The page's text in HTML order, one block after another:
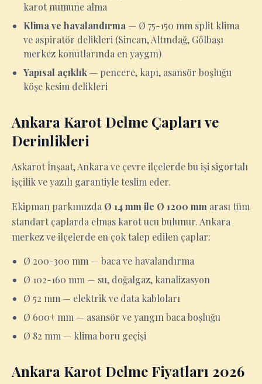
karot numune alma
Klima ve havalandırma — Ø 75-150 mm split klima
ve aspiratör delikleri (Sincan, Altındağ, Gölbaşı
merkez konutlarında en yaygın)
Yapısal açıklık — pencere, kapı, asansör boşluğu
köşe kesim delikleri
Ankara Karot Delme Çapları ve
Derinlikleri
Askarot İnşaat, Ankara ve çevre ilçelerde bu işi sigortalı
işçilik ve yazılı garantiyle teslim eder.
Ekipman parkımızda Ø 14 mm ile Ø 1200 mm arası tüm
standart çaplarda elmas karot ucu bulunur. Ankara
merkez ve ilçelerde en çok talep edilen çaplar:
Ø 200-300 mm — baca ve havalandırma
Ø 102-160 mm — su, doğalgaz, kanalizasyon
Ø 52 mm — elektrik ve data kabloları
Ø 600+ mm — asansör ve yangın baca boşluğu
Ø 82 mm — klima boru geçişi
Ankara Karot Delme Fiyatları 2026